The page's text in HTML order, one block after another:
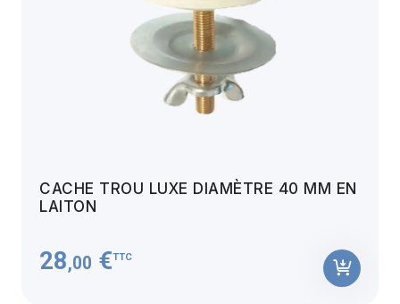
CACHE TROU LUXE DIAMÈTRE 40 MM EN
LAITON
28,00 €TTC